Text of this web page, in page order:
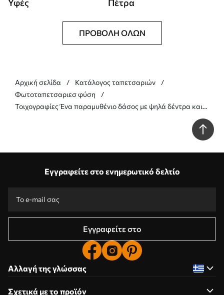
Υφές Πέτρα
ΠΡΟΒΟΛΉ ΌΛΩΝ
Αρχική σελίδα
Κατάλογος ταπετσαριών
Φωτοταπετσαριεσ φύση
Τοιχογραφίες Ένα παραμυθένιο δάσος με ψηλά δέντρα και
Εγγραφείτε στο ενημερωτικό δελτίο
Εγγραφείτε στο
Αλλαγή της γλώσσας
Σχετικά με το προϊόν